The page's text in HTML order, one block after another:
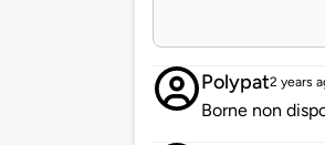
Polypat2 years
Borne non